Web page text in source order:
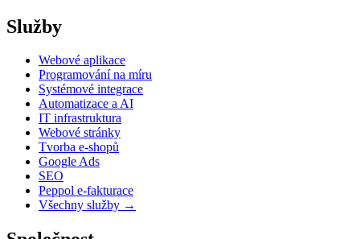
Služby
Webové aplikace
Programování na míru
Systémové integrace
Automatizace a AI
IT infrastruktura
Webové stránky
Tvorba e-shopů
Google Ads
SEO
Peppol e-fakturace
Všechny služby →